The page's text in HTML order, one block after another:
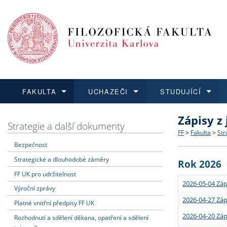
FAKULTA
Dozvědět se více
Struktura
Strategie
Podpora
UCHAZEČI
Podat přihlášku
Co
Učitelské
STUDUJÍCÍ
Dozvědět se více
Rigorózní
Dozvědět se více
O vědě a
Granty a
Dozvědět se více
Aktuální
Strategie a další dokumenty
Bezpečnost
Strategické a dlouhodobé záměry
FF UK pro udržitelnost
Výroční zprávy
Platné vnitřní předpisy FF UK
Rozhodnutí a sdělení děkana, opatření a sdělení
Zápisy
FF > Fakulta >
Rok 2026
2026-05-04
2026-04-27
2026-04-20